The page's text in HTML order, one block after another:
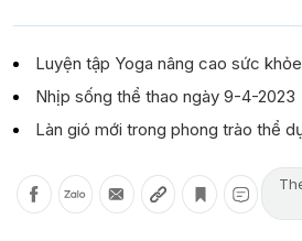
Luyện tập Yoga nâng cao sức khỏe
Nhịp sống thể thao ngày 9-4-2023
Làn gió mới trong phong trào thể